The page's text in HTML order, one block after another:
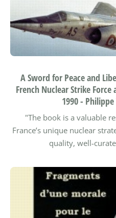
A Sword for Peace and
French Nuclear Strike
1990 -
"The book is a valuable
France’s unique nuclear
quality, well-